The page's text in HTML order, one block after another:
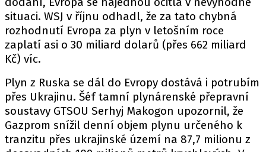
situaci. WSJ v říjnu odhadl, že za tato chybná
rozhodnutí Evropa za plyn v letošním roce
zaplatí asi o 30 miliard dolarů (přes 662 miliard
Kč) víc.
Plyn z Ruska se dál do Evropy dostává i potrubím
přes Ukrajinu. Šéf tamní plynárenské přepravní
soustavy GTSOU Serhyj Makogon upozornil, že
Gazprom snížil denní objem plynu určeného k
tranzitu přes ukrajinské území na 87,7 milionu z